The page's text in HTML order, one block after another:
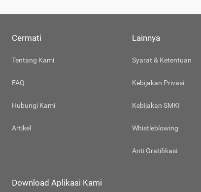
Cermati
Tentang Kami
FAQ
Hubungi Kami
Artikel
Lainnya
Syarat & Ketentuan
Kebijakan Privasi
Kebijakan SMKI
Whistleblowing
Anti Gratifikasi
Download Aplikasi Kami